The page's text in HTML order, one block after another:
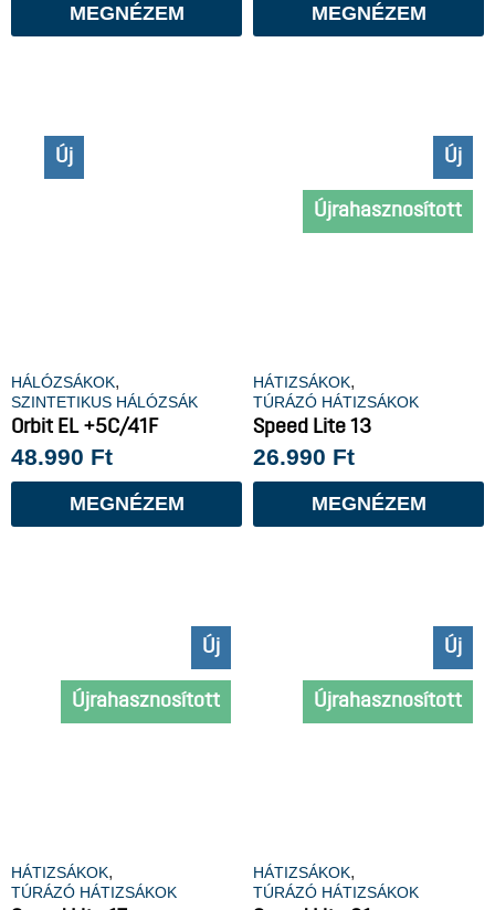
MEGNÉZEM MEGNÉZEM
Új
HÁLÓZSÁKOK,
SZINTETIKUS HÁLÓZSÁK
Orbit EL +5C/41F
48.990 Ft
MEGNÉZEM
Új
Újrahasznosított
HÁTIZSÁKOK,
TÚRÁZÓ HÁTIZSÁKOK
Speed Lite 13
26.990 Ft
MEGNÉZEM
Új
Újrahasznosított
HÁTIZSÁKOK,
TÚRÁZÓ HÁTIZSÁKOK
Új
Újrahasznosított
HÁTIZSÁKOK,
TÚRÁZÓ HÁTIZSÁKOK